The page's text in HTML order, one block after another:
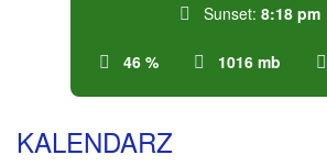
46 % 1016 mb
Sunset: 8:18 pm
KALENDARZ